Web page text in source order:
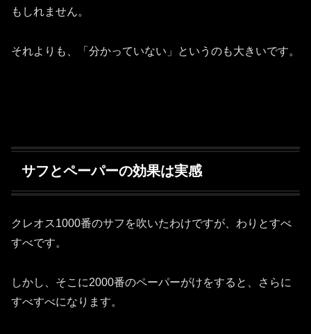
もしれません。
それよりも、「分かっていない」というのも大きいです。
サフとペーパーの効果は実感
クレオス1000番のサフを吹いたわけですが、わりとすべ
すべです。
しかし、そこに2000番のペーパーがけをすると、さらに
すべすべになります。